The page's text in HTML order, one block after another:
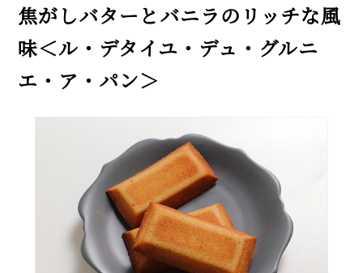
焦がしバターとバニラのリッチな風
味＜ル・デタイユ・デュ・グルニ
エ・ア・パン＞